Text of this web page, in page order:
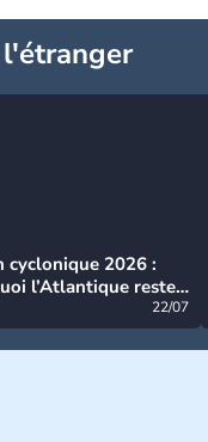
cyclonique 2026 :
l’Atlantique reste
22/07